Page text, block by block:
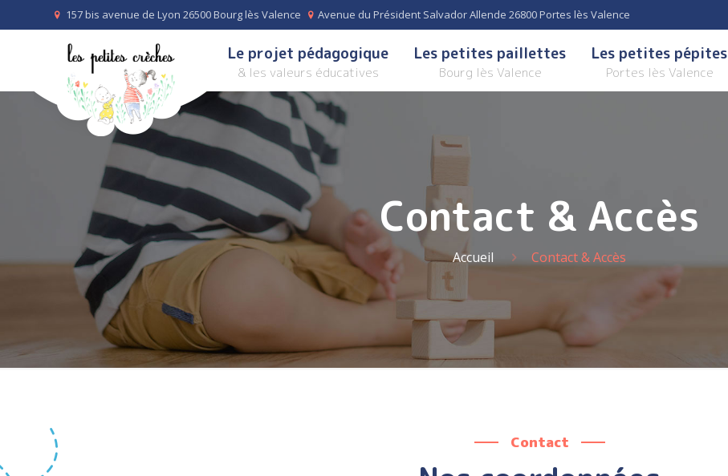
157 bis avenue de Lyon 26500 Bourg lès Valence Avenue du Président Salvador Allende 26800 Portes lès Valence
Le projet pédagogique
& les valeurs éducatives
Les petites paillettes
Bourg lès Valence
Les petites pépites
Portes lès Valence
Contact & Accès
Accueil Contact & Accès
Contact